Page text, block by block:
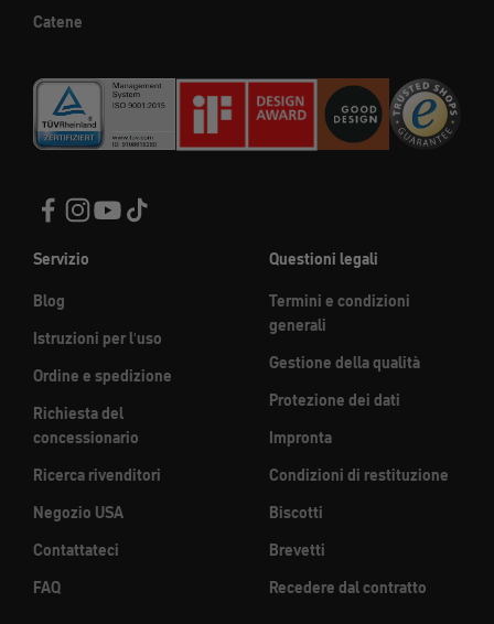
Catene
Servizio
Blog
Istruzioni per l'uso
Ordine e spedizione
Richiesta del
concessionario
Ricerca rivenditori
Negozio USA
Contattateci
FAQ
Questioni legali
Termini e condizioni
generali
Gestione della qualità
Protezione dei dati
Impronta
Condizioni di restituzione
Biscotti
Brevetti
Recedere dal contratto